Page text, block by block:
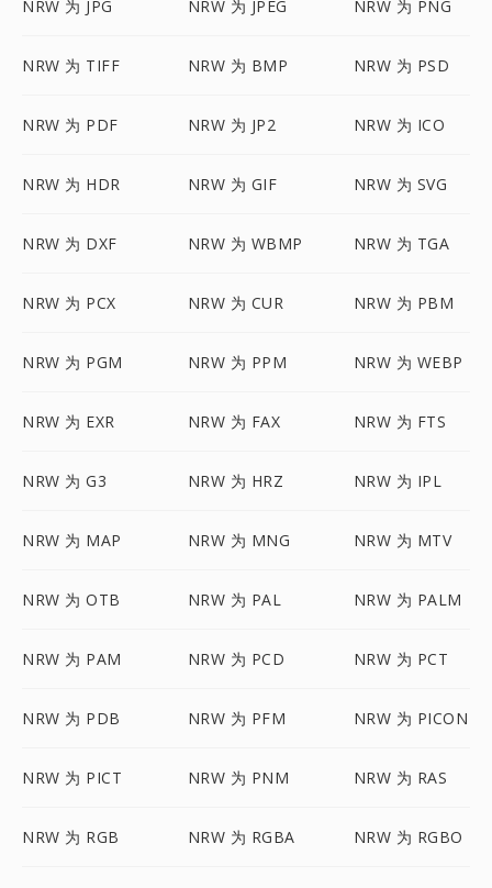
NRW 为 JPG NRW 为 JPEG NRW 为 PNG
NRW 为 TIFF NRW 为 BMP NRW 为 PSD
NRW 为 PDF NRW 为 JP2 NRW 为 ICO
NRW 为 HDR NRW 为 GIF NRW 为 SVG
NRW 为 DXF NRW 为 WBMP NRW 为 TGA
NRW 为 PCX NRW 为 CUR NRW 为 PBM
NRW 为 PGM NRW 为 PPM NRW 为 WEBP
NRW 为 EXR NRW 为 FAX NRW 为 FTS
NRW 为 G3 NRW 为 HRZ NRW 为 IPL
NRW 为 MAP NRW 为 MNG NRW 为 MTV
NRW 为 OTB NRW 为 PAL NRW 为 PALM
NRW 为 PAM NRW 为 PCD NRW 为 PCT
NRW 为 PDB NRW 为 PFM NRW 为 PICON
NRW 为 PICT NRW 为 PNM NRW 为 RAS
NRW 为 RGB NRW 为 RGBA NRW 为 RGBO